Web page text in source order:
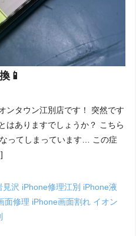
📱
ンタウン江別店です！ 突然です
はありますでしょうか？ こちら
ってしまっています… この症
見沢 iPhone修理江別 iPhone液
面修理 iPhone画面割れ イオン